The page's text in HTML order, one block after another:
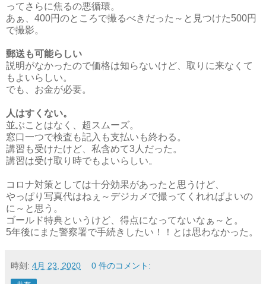
ってさらに焦るの悪循環。
あぁ、400円のところで撮るべきだった～と見つけた500円
で撮影。
郵送も可能らしい
説明がなかったので価格は知らないけど、取りに来なくて
もよいらしい。
でも、お金が必要。
人はすくない。
並ぶことはなく、超スムーズ。
窓口一つで検査も記入も支払いも終わる。
講習も受けたけど、私含めて3人だった。
講習は受け取り時でもよいらしい。
コロナ対策としては十分効果があったと思うけど、
やっぱり写真代はねぇ～デジカメで撮ってくれればよいの
に～と思う。
ゴールド特典というけど、得点になってないなぁ～と。
5年後にまた警察署で手続きしたい！！とは思わなかった。
時刻: 4月 23, 2020 0 件のコメント: